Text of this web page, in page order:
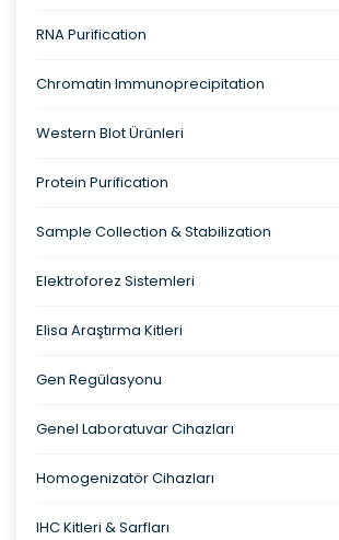
RNA Purification
Chromatin Immunoprecipitation
Western Blot Ürünleri
Protein Purification
Sample Collection & Stabilization
Elektroforez Sistemleri
Elisa Araştırma Kitleri
Gen Regülasyonu
Genel Laboratuvar Cihazları
Homogenizatör Cihazları
IHC Kitleri & Sarfları